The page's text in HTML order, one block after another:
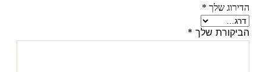
הדירוג שלך *
הביקורת שלך *